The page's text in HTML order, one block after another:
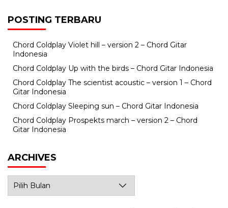
POSTING TERBARU
Chord Coldplay Violet hill – version 2 – Chord Gitar
Indonesia
Chord Coldplay Up with the birds – Chord Gitar Indonesia
Chord Coldplay The scientist acoustic – version 1 – Chord
Gitar Indonesia
Chord Coldplay Sleeping sun – Chord Gitar Indonesia
Chord Coldplay Prospekts march – version 2 – Chord
Gitar Indonesia
ARCHIVES